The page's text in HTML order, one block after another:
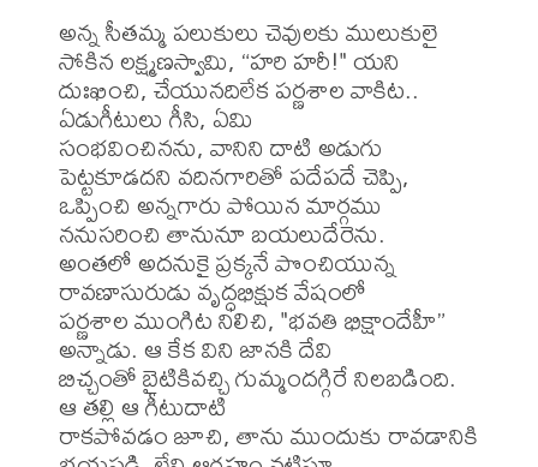
అన్న సీతమ్మ పలుకులు చెవులకు ములుకులై
సోకిన లక్ష్మణస్వామి, “హరి హరీ!" యని
దుఃఖించి, చేయునదిలేక పర్ణశాల వాకిట..
ఏడుగీటులు గీసి, ఏమి
సంభవించినను, వానిని దాటి అడుగు
పెట్టకూడదని వదినగారితో పదేపదే చెప్పి,
ఒప్పించి అన్నగారు పోయిన మార్గము
ననుసరించి తానునూ బయలుదేరెను.
అంతలో అదనుకై ప్రక్కనే పొంచియున్న
రావణాసురుడు వృద్ధభిక్షుక వేషంలో
పర్ణశాల ముంగిట నిలిచి, "భవతి భిక్షాందేహీ”
అన్నాడు. ఆ కేక విని జానకి దేవి
బిచ్చంతో బైటికివచ్చి గుమ్మందగ్గిరే నిలబడింది.
ఆ తల్లి ఆ గీటుదాటి
రాకపోవడం జూచి, తాను ముందుకు రావడానికి